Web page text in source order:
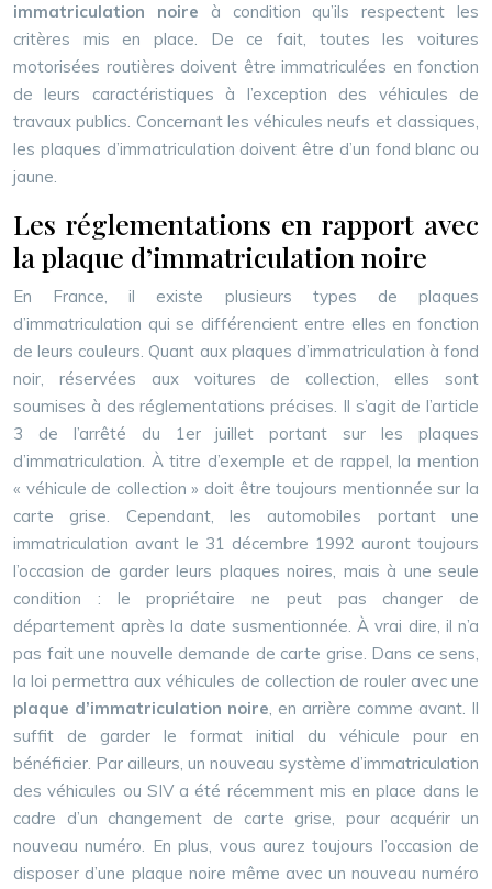
immatriculation noire à condition qu’ils respectent les
critères mis en place. De ce fait, toutes les voitures
motorisées routières doivent être immatriculées en fonction
de leurs caractéristiques à l’exception des véhicules de
travaux publics. Concernant les véhicules neufs et classiques,
les plaques d’immatriculation doivent être d’un fond blanc ou
jaune.
Les réglementations en rapport avec
la plaque d’immatriculation noire
En France, il existe plusieurs types de plaques
d’immatriculation qui se différencient entre elles en fonction
de leurs couleurs. Quant aux plaques d’immatriculation à fond
noir, réservées aux voitures de collection, elles sont
soumises à des réglementations précises. Il s’agit de l’article
3 de l’arrêté du 1er juillet portant sur les plaques
d’immatriculation. À titre d’exemple et de rappel, la mention
« véhicule de collection » doit être toujours mentionnée sur la
carte grise. Cependant, les automobiles portant une
immatriculation avant le 31 décembre 1992 auront toujours
l’occasion de garder leurs plaques noires, mais à une seule
condition : le propriétaire ne peut pas changer de
département après la date susmentionnée. À vrai dire, il n’a
pas fait une nouvelle demande de carte grise. Dans ce sens,
la loi permettra aux véhicules de collection de rouler avec une
plaque d’immatriculation noire, en arrière comme avant. Il
suffit de garder le format initial du véhicule pour en
bénéficier. Par ailleurs, un nouveau système d’immatriculation
des véhicules ou SIV a été récemment mis en place dans le
cadre d’un changement de carte grise, pour acquérir un
nouveau numéro. En plus, vous aurez toujours l’occasion de
disposer d’une plaque noire même avec un nouveau numéro